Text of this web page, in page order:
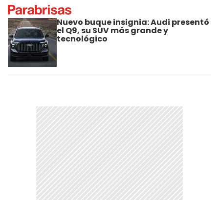
Nuevo buque insignia: Audi presentó
el Q9, su SUV más grande y
tecnológico